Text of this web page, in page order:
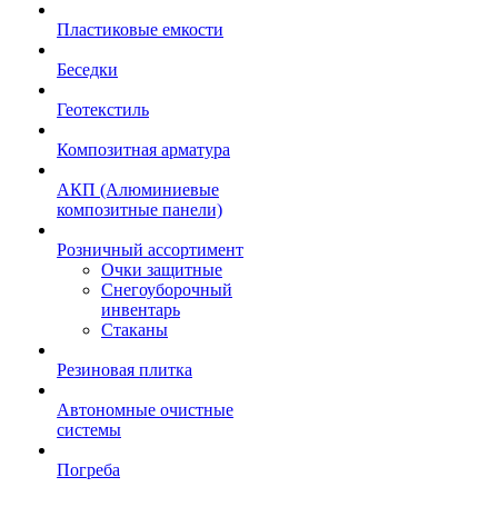
Пластиковые емкости
Беседки
Геотекстиль
Композитная арматура
АКП (Алюминиевые
композитные панели)
Розничный ассортимент
Очки защитные
Снегоуборочный
инвентарь
Стаканы
Резиновая плитка
Автономные очистные
системы
Погреба